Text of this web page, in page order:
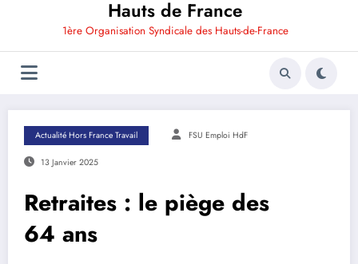
Hauts de France
1ère Organisation Syndicale des Hauts-de-France
Actualité Hors France Travail FSU Emploi HdF
13 Janvier 2025
Retraites : le piège des
64 ans